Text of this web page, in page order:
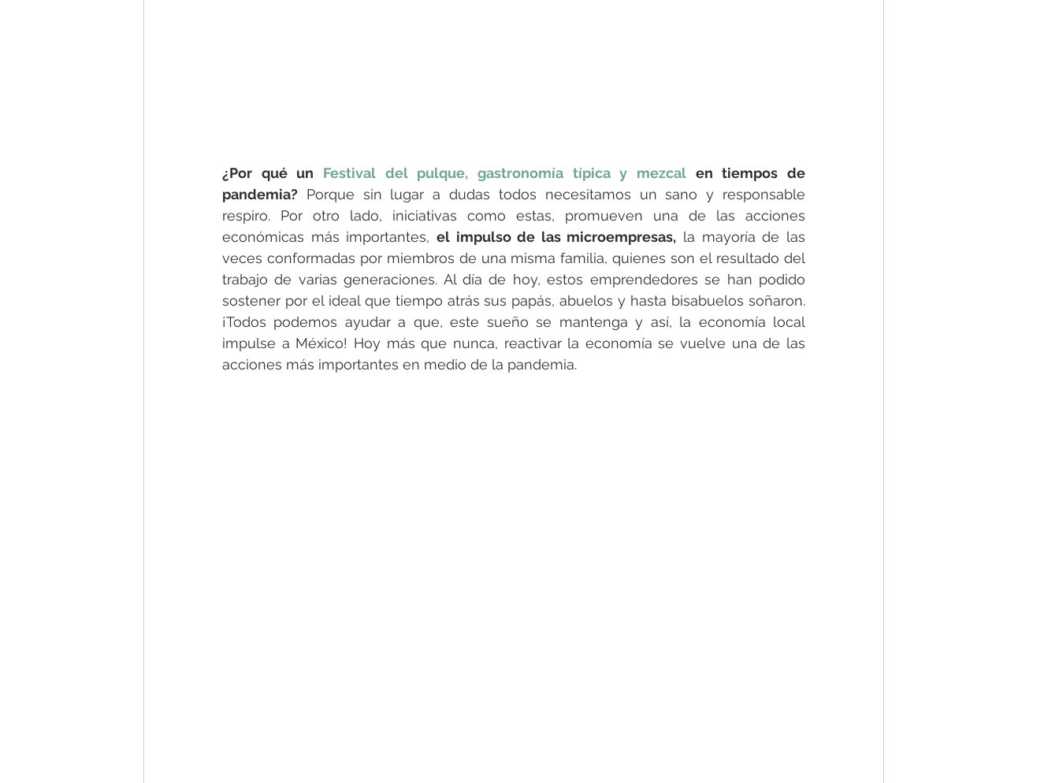
¿Por qué un Festival del pulque, gastronomía típica y mezcal en tiempos de
pandemia? Porque sin lugar a dudas todos necesitamos un sano y responsable
respiro. Por otro lado, iniciativas como estas, promueven una de las acciones
económicas más importantes, el impulso de las microempresas, la mayoría de las
veces conformadas por miembros de una misma familia, quienes son el resultado del
trabajo de varias generaciones. Al día de hoy, estos emprendedores se han podido
sostener por el ideal que tiempo atrás sus papás, abuelos y hasta bisabuelos soñaron.
¡Todos podemos ayudar a que, este sueño se mantenga y así, la economía local
impulse a México! Hoy más que nunca, reactivar la economía se vuelve una de las
acciones más importantes en medio de la pandemia.